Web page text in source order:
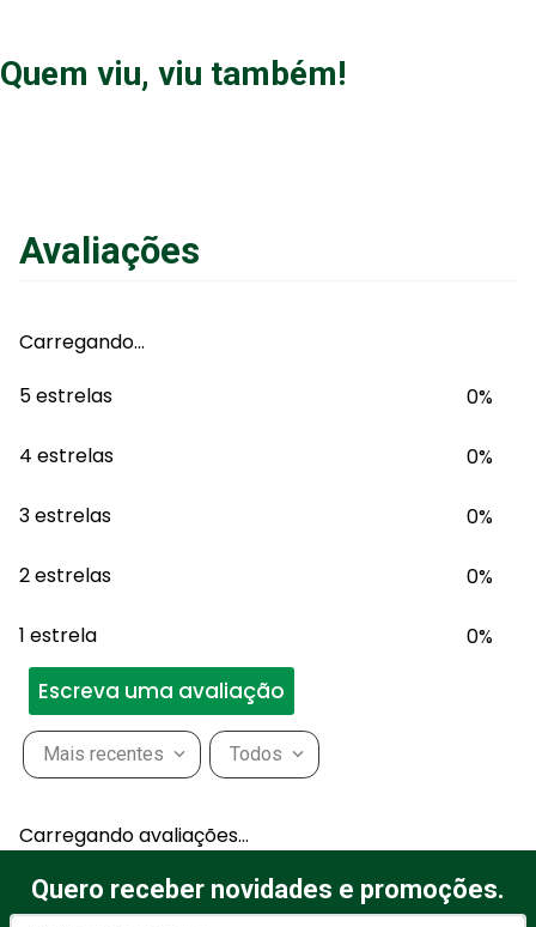
Quem viu, viu também!
Avaliações
Carregando…
5 estrelas
0%
4 estrelas 0%
3 estrelas 0%
2 estrelas 0%
1 estrela 0%
Escreva uma avaliação
Mais recentes Todos
Carregando avaliações…
Quero receber novidades e promoções.